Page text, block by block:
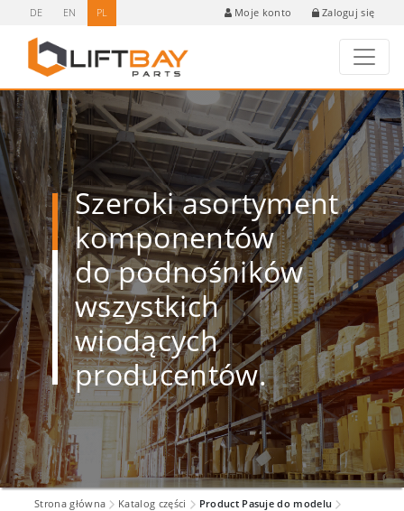
DE EN PL Moje konto Zaloguj się
Szeroki asortyment
komponentów
do podnośników
wszystkich
wiodących
producentów.
Strona główna Katalog części
Product Pasuje do modelu